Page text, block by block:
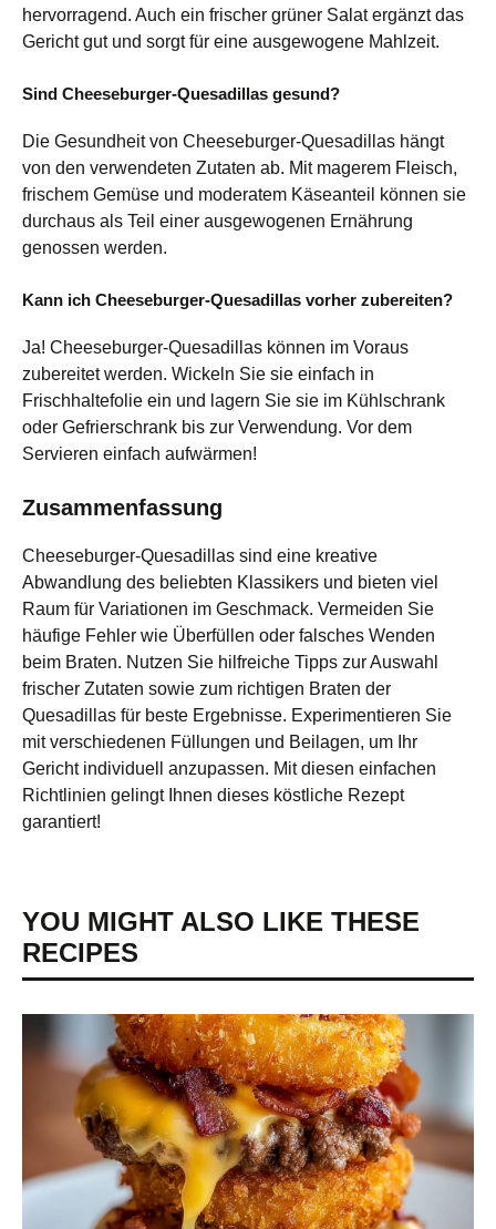
hervorragend. Auch ein frischer grüner Salat ergänzt das
Gericht gut und sorgt für eine ausgewogene Mahlzeit.
Sind Cheeseburger-Quesadillas gesund?
Die Gesundheit von Cheeseburger-Quesadillas hängt
von den verwendeten Zutaten ab. Mit magerem Fleisch,
frischem Gemüse und moderatem Käseanteil können sie
durchaus als Teil einer ausgewogenen Ernährung
genossen werden.
Kann ich Cheeseburger-Quesadillas vorher zubereiten?
Ja! Cheeseburger-Quesadillas können im Voraus
zubereitet werden. Wickeln Sie sie einfach in
Frischhaltefolie ein und lagern Sie sie im Kühlschrank
oder Gefrierschrank bis zur Verwendung. Vor dem
Servieren einfach aufwärmen!
Zusammenfassung
Cheeseburger-Quesadillas sind eine kreative
Abwandlung des beliebten Klassikers und bieten viel
Raum für Variationen im Geschmack. Vermeiden Sie
häufige Fehler wie Überfüllen oder falsches Wenden
beim Braten. Nutzen Sie hilfreiche Tipps zur Auswahl
frischer Zutaten sowie zum richtigen Braten der
Quesadillas für beste Ergebnisse. Experimentieren Sie
mit verschiedenen Füllungen und Beilagen, um Ihr
Gericht individuell anzupassen. Mit diesen einfachen
Richtlinien gelingt Ihnen dieses köstliche Rezept
garantiert!
YOU MIGHT ALSO LIKE THESE
RECIPES